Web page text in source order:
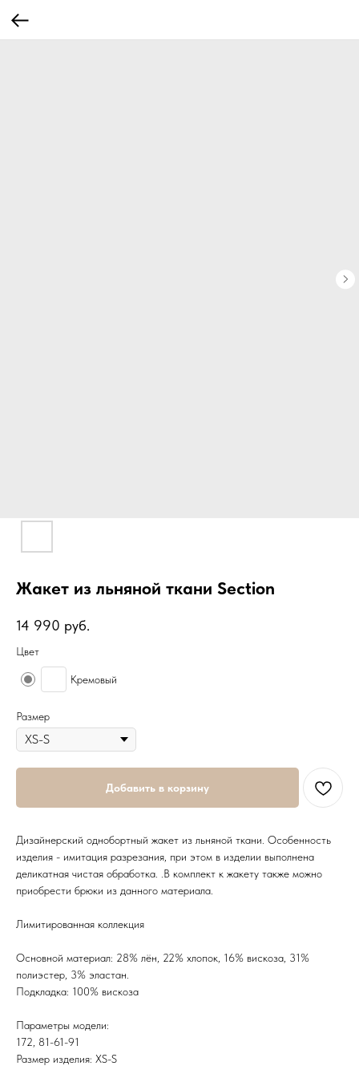
Жакет из льняной ткани Section
14 990 руб.
Цвет
Кремовый
Размер
Добавить в корзину
Дизайнерский однобортный жакет из льняной ткани. Особенность
изделия - имитация разрезания, при этом в изделии выполнена
деликатная чистая обработка. .В комплект к жакету также можно
приобрести брюки из данного материала.
Лимитированная коллекция
Основной материал: 28% лён, 22% хлопок, 16% вискоза, 31%
полиэстер, 3% эластан.
Подкладка: 100% вискоза
Параметры модели:
172, 81-61-91
Размер изделия: XS-S